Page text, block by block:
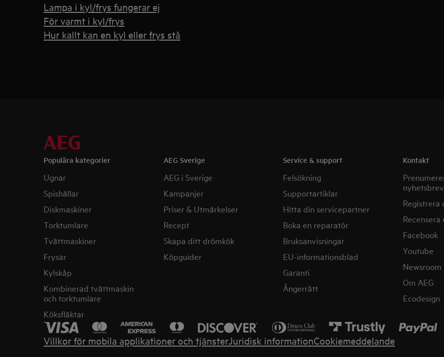
Lampa i kyl/frys fungerar ej
För varmt i kyl/frys
Hur kallt kan en kyl eller frys stå
Populära kategorier
Ugnar
Spishällar
Diskmaskiner
Torktumlare
Tvättmaskiner
Frysar
Kylskåp
Kombinerad tvättmaskin
och torktumlare
Köksfläktar
AEG Sverige
AEG i Sverige
Kampanjer
Priser & Utmärkelser
Recept
Skapa ditt drömkök
Köpguider
Service & support
Felsökning
Supportartiklar
Hitta din servicepartner
Boka en reparatör
Bruksanvisningar
EU-informationsblad
Garanti
Ångerrätt
Kontakt
nyhetsbrev
Registrera
Facebook
Youtube
Newsroom
Om AEG
Ecodesign
Villkor för mobila applikationer och tjänsterJuridisk informationCookiemeddelande